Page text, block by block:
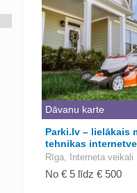
Dāvanu karte
Parki.lv – lielākais
tehnikas
Rīga, Interneta veikali
No € 5 līdz € 500